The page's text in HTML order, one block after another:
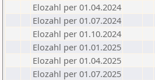
Elozahl per 01.04.2024
Elozahl per 01.07.2024
Elozahl per 01.10.2024
Elozahl per 01.01.2025
Elozahl per 01.04.2025
Elozahl per 01.07.2025